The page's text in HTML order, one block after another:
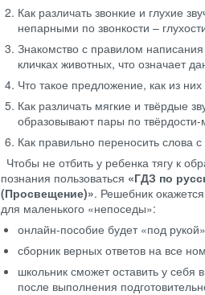
Как различать звонкие и глухие
непарными по звонкости –
Знакомство с правилом
кличках животных, что означает
Что такое предложение, как из
Как различать мягкие и твёрдые
образовывают пары по
Как правильно переносить слова
Чтобы не отбить у ребенка тягу к
познания пользоваться «ГДЗ по
(Просвещение)». Решебник
для маленького «непоседы»:
онлайн-пособие будет «под
сборник верных ответов на все
школьник сможет оставить у
после выполнения